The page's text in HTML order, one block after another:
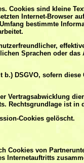
Cookies sind kleine
Internet-Browser
bestimmte
Sprachen oder
DSGVO, sofern
Vertragsabwicklung
Rechtsgrundlage ist in
Cookies gelöscht.
Cookies von
Internetauftritts